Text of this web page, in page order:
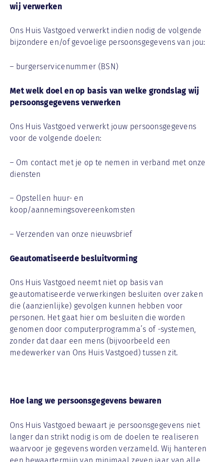
wij verwerken
Ons Huis Vastgoed verwerkt indien nodig de volgende
bijzondere en/of gevoelige persoonsgegevens van jou:
– burgerservicenummer (BSN)
Met welk doel en op basis van welke grondslag wij
persoonsgegevens verwerken
Ons Huis Vastgoed verwerkt jouw persoonsgegevens
voor de volgende doelen:
– Om contact met je op te nemen in verband met onze
diensten
– Opstellen huur- en
koop/aannemingsovereenkomsten
– Verzenden van onze nieuwsbrief
Geautomatiseerde besluitvorming
Ons Huis Vastgoed neemt niet op basis van
geautomatiseerde verwerkingen besluiten over zaken
die (aanzienlijke) gevolgen kunnen hebben voor
personen. Het gaat hier om besluiten die worden
genomen door computerprogramma’s of -systemen,
zonder dat daar een mens (bijvoorbeeld een
medewerker van Ons Huis Vastgoed) tussen zit.
Hoe lang we persoonsgegevens bewaren
Ons Huis Vastgoed bewaart je persoonsgegevens niet
langer dan strikt nodig is om de doelen te realiseren
waarvoor je gegevens worden verzameld. Wij hanteren